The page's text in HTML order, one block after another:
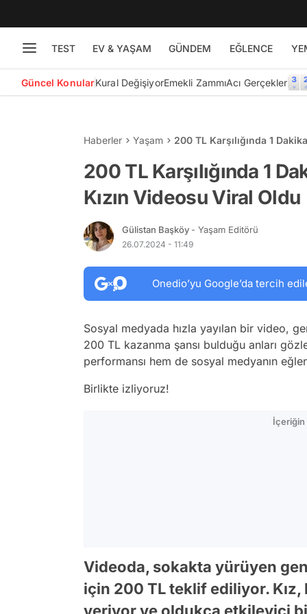
TEST EV & YAŞAM GÜNDEM EĞLENCE
Güncel KonularKural DeğişiyorEmekli ZammıAcı Gerçekler
Haberler Yaşam 200 TL Karşılığında 1
200 TL Karşılığında 1
Kızın Videosu Viral Oldu
Gülistan Başköy - Yaşam Editörü
26.07.2024 - 11:49
Onedio’yu Google’da tercih
Sosyal medyada hızla yayılan bir video,
200 TL kazanma şansı bulduğu anları
performansı hem de sosyal medyanın
Birlikte izliyoruz!
İçeriğin
Videoda, sokakta yürüyen
için 200 TL teklif ediliyor.